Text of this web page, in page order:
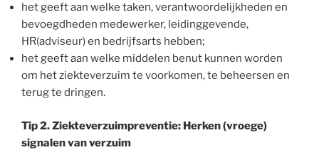
het geeft aan welke taken, verantwoordelijkheden en
bevoegdheden medewerker, leidinggevende,
HR(adviseur) en bedrijfsarts hebben;
het geeft aan welke middelen benut kunnen worden
om het ziekteverzuim te voorkomen, te beheersen en
terug te dringen.
Tip 2. Ziekteverzuimpreventie: Herken (vroege)
signalen van verzuim